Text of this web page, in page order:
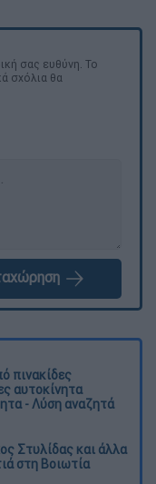
σας ευθύνη. Το
σχόλια θα
πινακίδες
αυτοκίνητα
- Λύση αναζητά
Στυλίδας και άλλα
στη Βοιωτία